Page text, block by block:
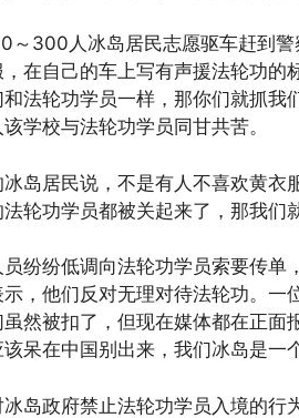
～300人冰岛居民志愿驱车赶到
在自己的车上写有声援法轮功
法轮功学员一样，那你们就抓我
学校与法轮功学员同甘共苦。
岛居民说，不是有人不喜欢黄衣
轮功学员都被关起来了，那我们
纷纷低调向法轮功学员索要传
，他们反对无理对待法轮功。
然被扣了，但现在媒体都在正
呆在中国别出来，我们冰岛是一
岛政府禁止法轮功学员入境的行